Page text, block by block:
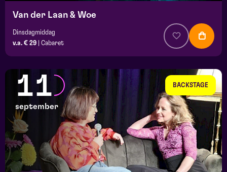
Van der Laan & Woe
Dinsdagmiddag
v.a. € 29
Cabaret
BACKSTAGE
11
september